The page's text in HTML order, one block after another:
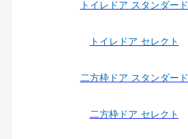
トイレドア スタンダード
トイレドア セレクト
二方枠ドア スタンダード
二方枠ドア セレクト